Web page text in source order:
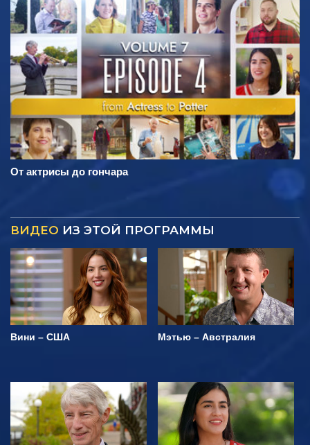
От актрисы до гончара
ВИДЕО ИЗ ЭТОЙ ПРОГРАММЫ
Вини – США Мэтью – Австралия